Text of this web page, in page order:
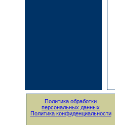
Политика обработки
персональных данных
Политика конфиденциальности